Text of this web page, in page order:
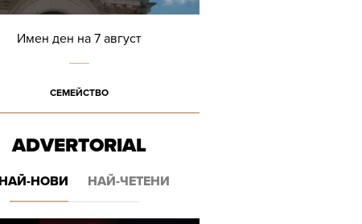
Имен ден на 7 август
СЕМЕЙСТВО
ADVERTORIAL
НАЙ-НОВИ НАЙ-ЧЕТЕНИ